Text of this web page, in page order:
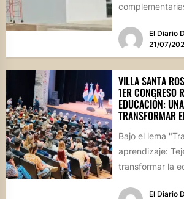
etapa deEl Diario
21/07/
VILLA SANTA
1ER CONGRESO
EDUCACIÓN:
TRANSFORMAR
Bajo el lema
aprendizaje:
transformar la
El Diario